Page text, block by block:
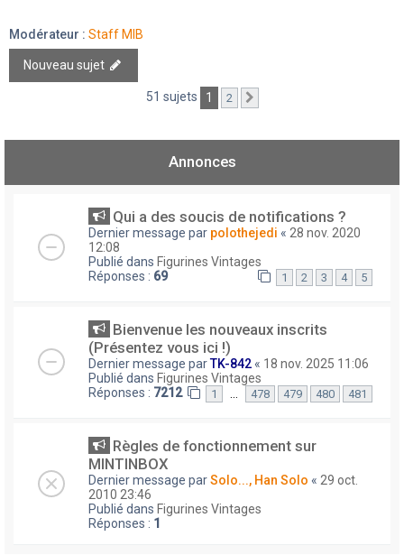
Modérateur : Staff MIB
Nouveau sujet
51 sujets 1 2
Annonces
Qui a des soucis de notifications ?
Dernier message par polothejedi « 28 nov. 2020
12:08
Publié dans Figurines Vintages
Réponses : 69 1 2 3 4 5
Bienvenue les nouveaux inscrits
(Présentez vous ici !)
Dernier message parTK-842 « 18 nov. 2025 11:06
Publié dans Figurines Vintages
Réponses : 7212 1 … 478 479 480 481
Règles de fonctionnement sur
MINTINBOX
Dernier message parSolo..., Han Solo « 29 oct.
2010 23:46
Publié dans Figurines Vintages
Réponses : 1